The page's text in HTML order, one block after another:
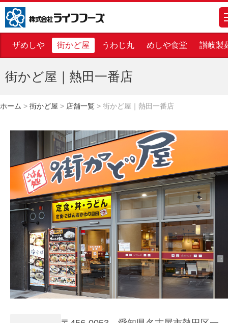
株式会社ライフフーズ
ザめしや 街かど屋 うわじ丸 めしや食堂 讃岐製
街かど屋｜熱田一番店
ホーム > 街かど屋 > 店舗一覧 > 街かど屋｜熱田一番店